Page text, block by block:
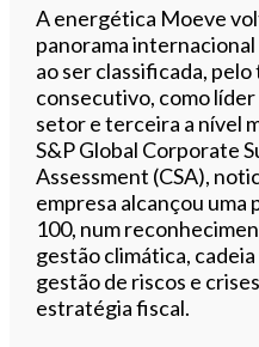
Ouvir
A energética Moeve
panorama
ao ser classificada,
consecutivo, como
setor e terceira a nível
S&P Global Corporate
Assessment (CSA),
empresa alcançou uma
100, num
gestão climática,
gestão de riscos e
estratégia fiscal.